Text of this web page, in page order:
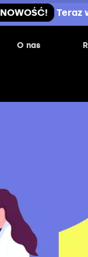
NOWOŚĆ! Teraz
O nas